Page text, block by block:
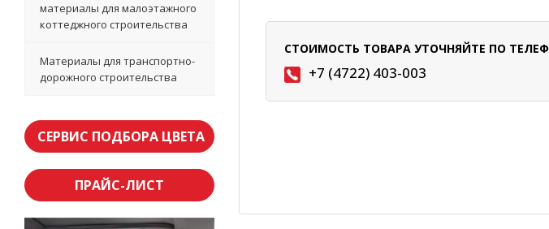
СТОИМОСТЬ ТОВАРА УТОЧНЯЙТЕ ПО
+7 (4722) 403-003
материалы для малоэтажного
коттеджного строительства
Материалы для транспортно-
дорожного строительства
СЕРВИС ПОДБОРА ЦВЕТА
ПРАЙС-ЛИСТ